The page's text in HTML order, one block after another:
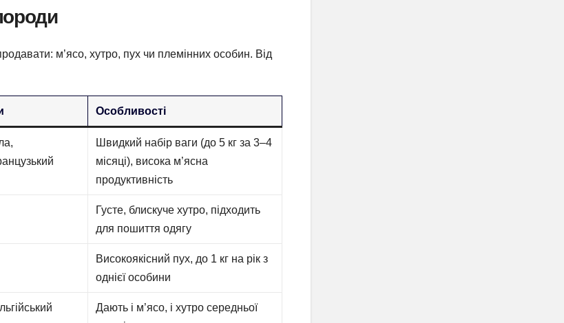
м’ясо, хутро, пух чи племінних особин. Від
Особливості
Швидкий набір ваги (до 5 кг за 3–4
місяці), висока м’ясна
продуктивність
Густе, блискуче хутро, підходить
для пошиття одягу
Високоякісний пух, до 1 кг на рік з
однієї особини
Дають і м’ясо, і хутро середньої